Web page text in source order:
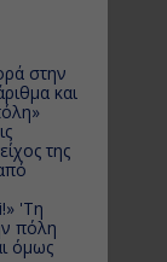
στην
και
της
'Τη
πόλη
όμως